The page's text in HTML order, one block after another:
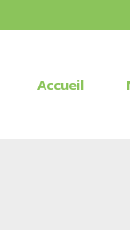
Accueil